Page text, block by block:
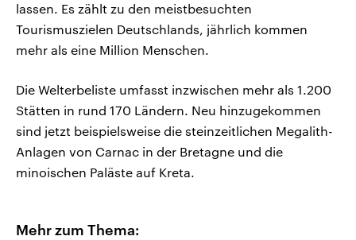
lassen. Es zählt zu den meistbesuchten
Tourismuszielen Deutschlands, jährlich kommen
mehr als eine Million Menschen.
Die Welterbeliste umfasst inzwischen mehr als 1.200
Stätten in rund 170 Ländern. Neu hinzugekommen
sind jetzt beispielsweise die steinzeitlichen Megalith-
Anlagen von Carnac in der Bretagne und die
minoischen Paläste auf Kreta.
Mehr zum Thema: